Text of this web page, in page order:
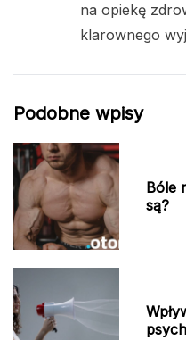
na opiekę
klarownego
Podobne wpisy
Bóle
są?